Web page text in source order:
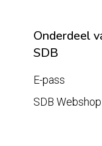
Onderdeel
SDB
E-pass
SDB Webshop